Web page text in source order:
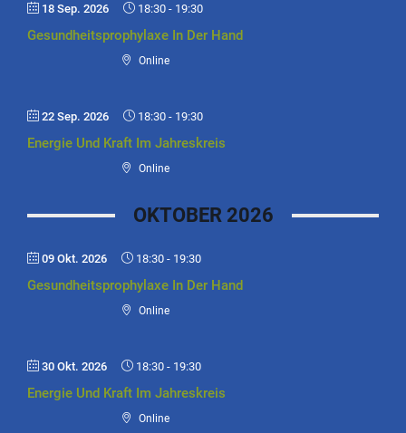
18 Sep. 2026 18:30 - 19:30
Gesundheitsprophylaxe In Der Hand
Online
22 Sep. 2026 18:30 - 19:30
Energie Und Kraft Im Jahreskreis
Online
OKTOBER 2026
09 Okt. 2026 18:30 - 19:30
Gesundheitsprophylaxe In Der Hand
Online
30 Okt. 2026 18:30 - 19:30
Energie Und Kraft Im Jahreskreis
Online